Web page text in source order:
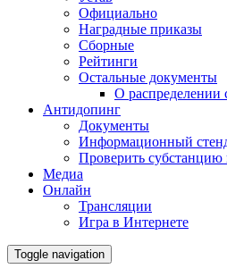
Официально
Наградные приказы
Сборные
Рейтинги
Остальные документы
О распределении
Антидопинг
Документы
Информационный
Проверить субстанцию
Медиа
Онлайн
Трансляции
Игра в Интернете
Toggle navigation